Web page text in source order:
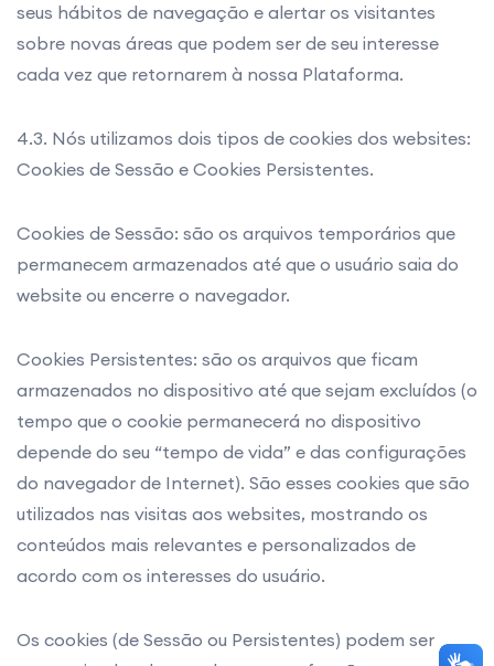
seus hábitos de navegação e alertar os visitantes
sobre novas áreas que podem ser de seu interesse
cada vez que retornarem à nossa Plataforma.
4.3. Nós utilizamos dois tipos de cookies dos websites:
Cookies de Sessão e Cookies Persistentes.
Cookies de Sessão: são os arquivos temporários que
permanecem armazenados até que o usuário saia do
website ou encerre o navegador.
Cookies Persistentes: são os arquivos que ficam
armazenados no dispositivo até que sejam excluídos (o
tempo que o cookie permanecerá no dispositivo
depende do seu “tempo de vida” e das configurações
do navegador de Internet). São esses cookies que são
utilizados nas visitas aos websites, mostrando os
conteúdos mais relevantes e personalizados de
acordo com os interesses do usuário.
Os cookies (de Sessão ou Persistentes) podem ser